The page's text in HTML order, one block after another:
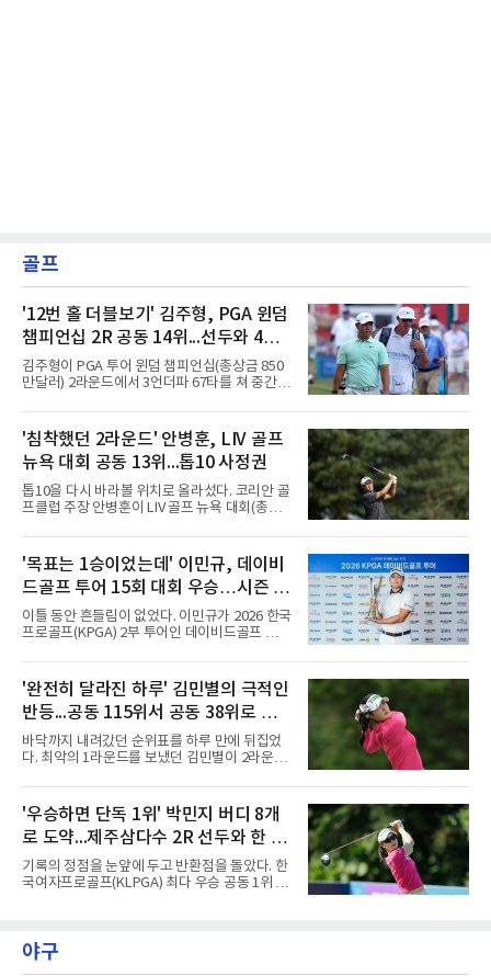
골프
'12번 홀 더블보기' 김주형, PGA 윈덤
챔피언십 2R 공동 14위...선두와 4타
차
김주형이 PGA 투어 윈덤 챔피언십(총상금 850
만달러) 2라운드에서 3언더파 67타를 쳐 중간
(한국시간) 미국 노스캐롤라이나주 그린즈버러
세지필드 컨트리클럽(파70)에서 페덱스컵 34위
김주형은 버디 5개를 잡고도 더블보기 1개로 공
동 11위에서 세 계단 내려앉았다. 12언더파 128
타 선두 보 호슬러(미국)와는 4타 차다.10번 홀
까지 4타를 줄인 흐름은 223야드 파3 12번 홀에
서 끊겼다. 티샷과 어프로치, 세 번째 샷까지 모
넣어 2타를 잃었다. 13번 홀(파4) 버디 이후로는
타수를 더 줄이지 못했다.페덱스
'침착했던 2라운드' 안병훈, LIV 골프
뉴욕 대회 공동 13위...톱10 사정권
톱10을 다시 바라볼 위치로 올라섰다. 코리안 골
프클럽 주장 안병훈이 LIV 골프 뉴욕 대회(총상
다.안병훈은 8일(한국시간) 미국 뉴저지주 베드
민스터의 트럼프 내셔널 골프 클럽 베드민스터
(파71)에서 열린 2라운드에서 버디 4개와 보기 1
개를 묶어 3언더파 68타를 쳤다. 중간 합계 2언
더파 140타로 피터 율라인(미국), 마크 리슈먼
(호주)과 공동 13위에 자리했다. 공동 10위 그룹
과는 2타 차여서 남은 라운드에서 시즌 두 번째
월 리야드 대회에서 공동 9위로 한국 국적 선수
최초의 톱10을 기록했고,
'목표는 1승이었는데' 이민규, 데이비
드골프 투어 15회 대회 우승…시즌 2
승
이틀 동안 흔들림이 없었다. 이민규가 2026 한국
프로골프(KPGA) 2부 투어인 데이비드골프 투어
을 거뒀다.이민규는 7일 충남 태안 솔라고 CC(파
71)에서 열린 2라운드에서 버디만 8개를 잡아 8
언더파 63타를 쳤다. 전날 보기 없이 9언더파로
개인 18홀 최저타를 세웠던 그는 최종 합계 17언
더파 125타로, 공동 2위 박태완과 안해천(이상
13언더파 129타)을 4타 차로 따돌렸다. 우승 상
금은 2천만원이다.여정에는 성장이 담겼다.
회 대회에서 데뷔 첫 승을 거뒀다.
'완전히 달라진 하루' 김민별의 극적인
반등...공동 115위서 공동 38위로 도
약
바닥까지 내려갔던 순위표를 하루 만에 뒤집었
다. 최악의 1라운드를 보냈던 김민별이 2라운드
귀포의 테디밸리 골프앤리조트(파72)에서 열린
2026시즌 한국여자프로골프(KLPGA) 투어 제주
삼다수 마스터스(총상금 10억 원) 2라운드에서
보기 없이 버디만 7개를 잡아 7언더파 65타를 쳤
다. 중간합계 1언더파 143타를 기록한 그는 전날
공동 115위에서 무려 77계단 뛰어오른 공동 38
위로 컷을 통과했다. 이번 대회 컷 기준은 1오버
오버파 78타로 공동 115위에 머물러 컷 탈락이
유력해 보였던 그였다.반전의 흐
'우승하면 단독 1위' 박민지 버디 8개
로 도약...제주삼다수 2R 선두와 한 타
차
기록의 정점을 눈앞에 두고 반환점을 돌았다. 한
국여자프로골프(KLPGA) 최다 우승 공동 1위 박
72)에서 열린 2라운드에서 버디 8개와 보기 1개
를 묶어 7언더파 65타를 쳤다. 1라운드에서 71
야구